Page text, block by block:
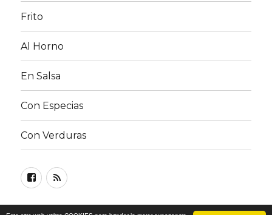
Frito
Al Horno
En Salsa
Con Especias
Con Verduras
Facebook
RSS
© Recetas de Pollo| Lea nuestraPolítica de privacidad